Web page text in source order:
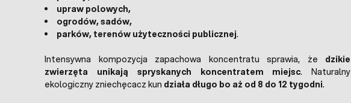
upraw polowych,
ogrodów, sadów,
parków, terenów użyteczności publicznej.
Intensywna kompozycja zapachowa koncentratu sprawia, że dzikie
zwierzęta unikają spryskanych koncentratem miejsc. Naturalny
ekologiczny zniechęcacz kun działa długo bo aż od 8 do 12 tygodni.